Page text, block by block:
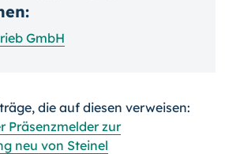
GmbH
die auf diesen verweisen:
Präsenzmelder zur
neu von Steinel